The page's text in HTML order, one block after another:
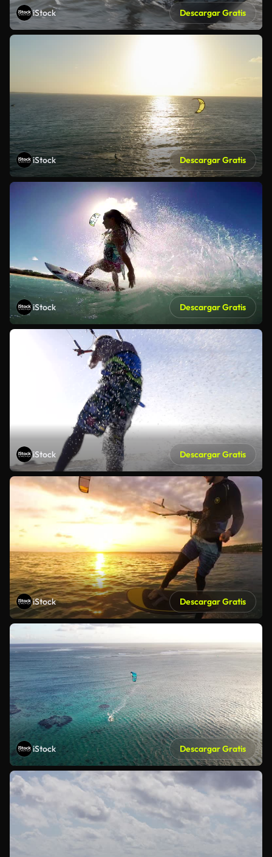
iStock Descargar Gratis
iStock Descargar Gratis
iStock Descargar Gratis
iStock Descargar Gratis
iStock Descargar Gratis
iStock Descargar Gratis